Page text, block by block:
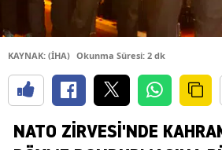
KAYNAK: (İHA) Okunma Süresi: 2 dk
NATO ZIRVESI'NDE